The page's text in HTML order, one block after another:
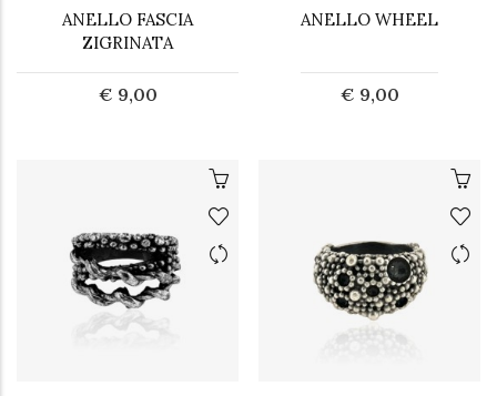
ANELLO FASCIA
ZIGRINATA
€ 9,00
ANELLO WHEEL
€ 9,00